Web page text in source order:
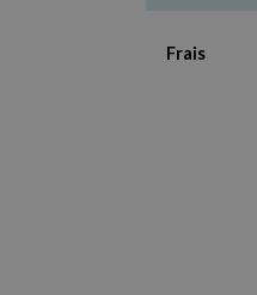
Frais